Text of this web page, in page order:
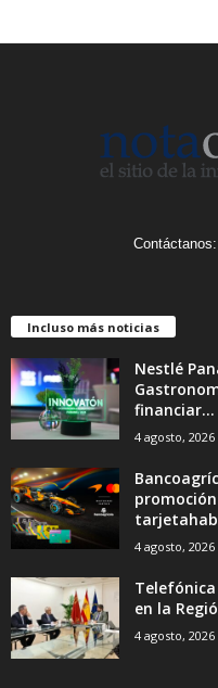
Contáctanos:
Incluso más noticias
Nestlé
financiar...
4 agosto, 2026
4 agosto, 2026
en la
4 agosto, 2026